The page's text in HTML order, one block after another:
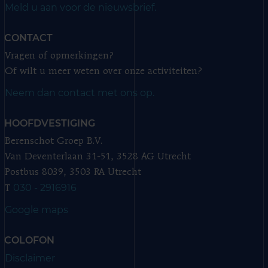
Meld u aan voor de nieuwsbrief.
CONTACT
Vragen of opmerkingen?
Of wilt u meer weten over onze activiteiten?
Neem dan contact met ons op.
HOOFDVESTIGING
Berenschot Groep B.V.
Van Deventerlaan 31-51, 3528 AG Utrecht
Postbus 8039, 3503 RA Utrecht
T 030 - 2916916
Google maps
COLOFON
Disclaimer